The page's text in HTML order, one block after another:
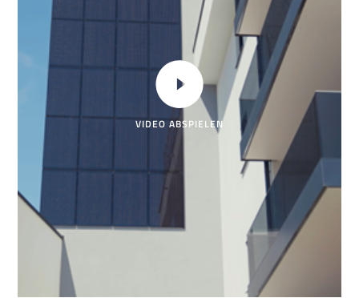
VIDEO ABSPIELEN